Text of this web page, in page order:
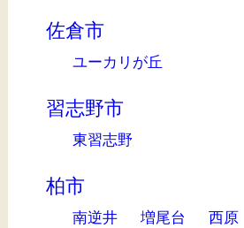
佐倉市
ユーカリが丘
習志野市
東習志野
柏市
南逆井 増尾台 西原